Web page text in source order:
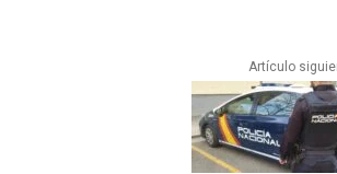
Artículo